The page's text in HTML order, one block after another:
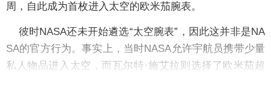
周， 自此成为首枚进入太空的欧米茄腕表。
彼时NASA还未开始遴选“太空腕表”，因此这并非是NA
SA的官方行为。事实上，当时NASA允许宇航员携带少量
私人物品进入太空，而瓦尔特·施艾拉则选择了欧米茄超